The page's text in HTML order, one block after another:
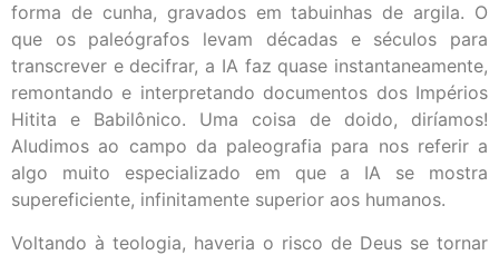
forma de cunha, gravados em tabuinhas de argila. O
que os paleógrafos levam décadas e séculos para
transcrever e decifrar, a IA faz quase instantaneamente,
remontando e interpretando documentos dos Impérios
Hitita e Babilônico. Uma coisa de doido, diríamos!
Aludimos ao campo da paleografia para nos referir a
algo muito especializado em que a IA se mostra
supereficiente, infinitamente superior aos humanos.
Voltando à teologia, haveria o risco de Deus se tornar